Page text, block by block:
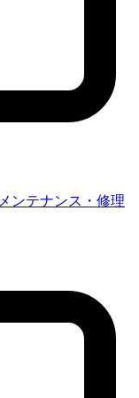
メンテナンス・修理